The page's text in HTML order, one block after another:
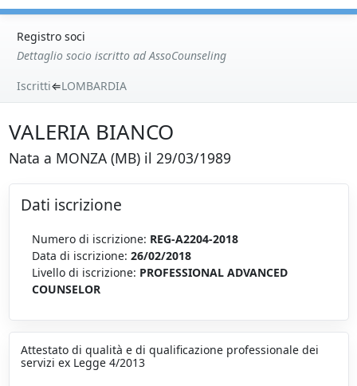
Registro soci
Dettaglio socio iscritto ad AssoCounseling
Iscritti⇐LOMBARDIA
VALERIA BIANCO
Nata a MONZA (MB) il 29/03/1989
Dati iscrizione
Numero di iscrizione: REG-A2204-2018
Data di iscrizione: 26/02/2018
Livello di iscrizione: PROFESSIONAL ADVANCED
COUNSELOR
Attestato di qualità e di qualificazione professionale dei
servizi ex Legge 4/2013